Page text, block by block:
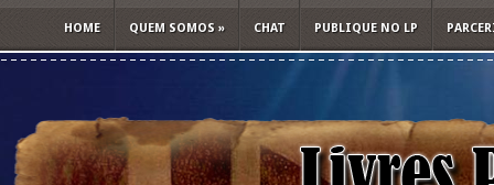
HOME QUEM SOMOS » CHAT PUBLIQUE NO LP